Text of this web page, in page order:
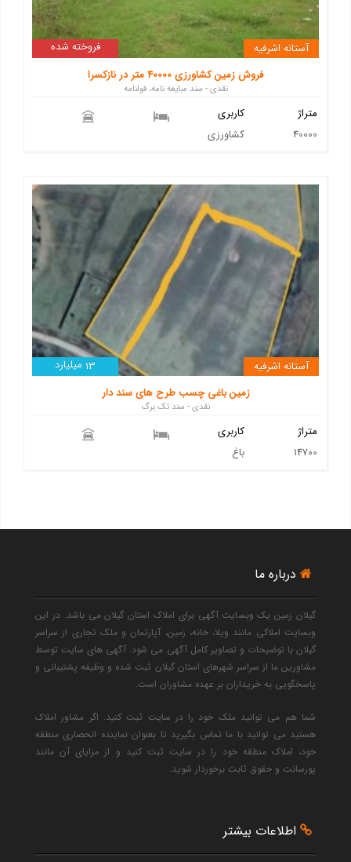
فروخته شده
آستانه اشرفیه
فروش زمین کشاورزی 40000 متر در نازکسرا
نقدی - سند مبایعه نامه، قولنامه
کاربری
کشاورزی
متراژ
40000
13 میلیارد
آستانه اشرفیه
زمین باغی چسب طرح های سند دار
نقدی - سند تک برگ
کاربری
باغ
متراژ
14700
درباره ما
گیلان زمین یک وبسایت آگهی برای املاک استان گیلان می باشد. در این
وبسایت املاکی مانند ویلا، خانه، زمین، آپارتمان و ملک تجاری از سراسر
گیلان با توضیحات و تصاویر کامل آگهی می شود. آگهی های سایت توسط
مشاورین ما از سراسر شهرهای استان گیلان ثبت شده و وظیفه پشتیبانی و
پاسخگویی به خریداران بر عهده مشاوران است.
شما هم می توانید ملک خود را در سایت ثبت کنید. اگر مشاور املاک
هستید می توانید با ما تماس بگیرید تا بعنوان نماینده انحصاری منطقه
خود، املاک منطقه خود را در سایت ثبت کنید و از مزایای آن مانند
پورسانت و حقوق ثابت برخوردار شوید.
اطلاعات بیشتر